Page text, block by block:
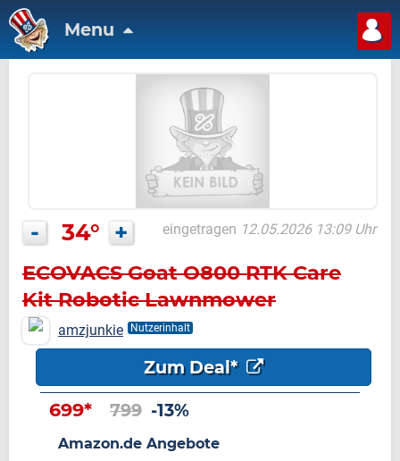
Menu
- 34° + eingetragen 12.05.2026 13:09 Uhr
ECOVACS Goat O800 RTK Care
Kit Robotic Lawnmower
amzjunkie Nutzerinhalt
Zum Deal*
699* 799 -13%
Amazon.de Angebote